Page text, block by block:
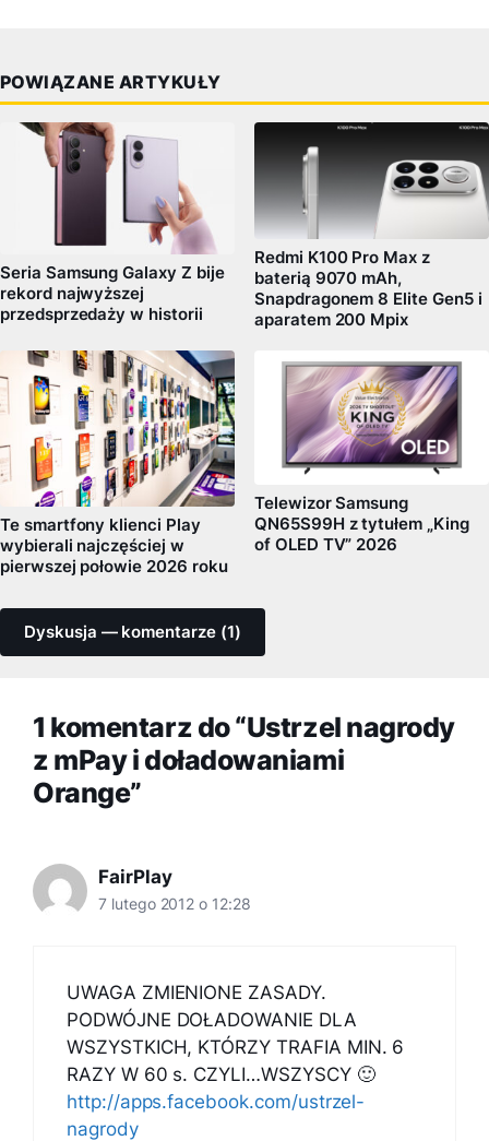
POWIĄZANE ARTYKUŁY
Seria Samsung Galaxy Z bije
rekord najwyższej
przedsprzedaży w historii
Redmi K100 Pro Max z
baterią 9070 mAh,
Snapdragonem 8 Elite Gen5 i
aparatem 200 Mpix
Te smartfony klienci Play
wybierali najczęściej w
pierwszej połowie 2026 roku
Telewizor Samsung
QN65S99H z tytułem „King
of OLED TV” 2026
Dyskusja — komentarze (1)
1 komentarz do “Ustrzel nagrody
z mPay i doładowaniami
Orange”
FairPlay
7 lutego 2012 o 12:28
UWAGA ZMIENIONE ZASADY.
PODWÓJNE DOŁADOWANIE DLA
WSZYSTKICH, KTÓRZY TRAFIA MIN. 6
RAZY W 60 s. CZYLI…WSZYSCY 🙂
http://apps.facebook.com/ustrzel-
nagrody